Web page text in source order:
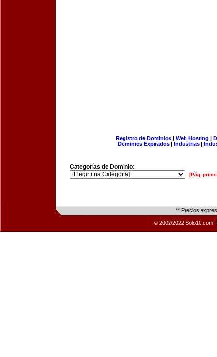
Registro de Dominios| Web Hosting |
Dominios Expirados | Industrias |
Categorías de Dominio:
[Pág.
** Precios
© 2002/2022 Solo10.com